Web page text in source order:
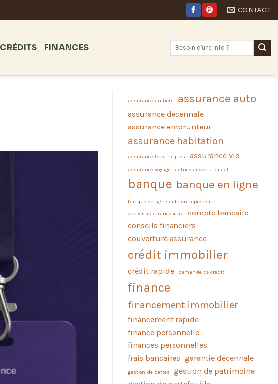
CONTACT
CRÉDITS FINANCES
assurance au tiers assurance auto
assurance décennale
assurance emprunteur
assurance habitation
assurance tous risques assurance vie
assurance voyage astuces revenu passif
banque banque en ligne
banque en ligne auto-entrepreneur
choisir assurance auto
compte bancaire
conseils financiers
couverture assurance
crédit immobilier
crédit rapide demande de crédit
finance
financement immobilier
financement rapide
finance personnelle
finances personnelles
frais bancaires garantie décennale
gestion de dettes
gestion de patrimoine